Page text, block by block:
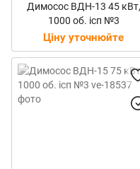
Димосос ВДН-13 45 кВт,
1000 об. ісп №3
Ціну уточнюйте